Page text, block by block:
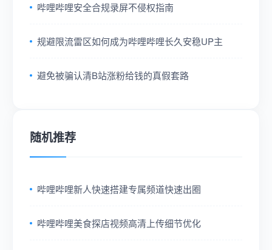
哔哩哔哩安全合规录屏不侵权指南
规避限流雷区如何成为哔哩哔哩长久安稳UP主
避免被骗认清B站涨粉给钱的真假套路
随机推荐
哔哩哔哩新人快速搭建专属频道快速出圈
哔哩哔哩美食探店视频高清上传细节优化